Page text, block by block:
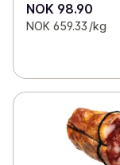
NOK 98.90
NOK 659.33 /kg